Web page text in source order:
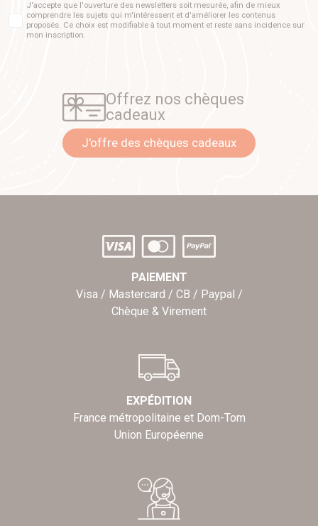
J'accepte que l'ouverture des newsletters soit mesurée, afin de mieux
comprendre les sujets qui m'intéressent et d'améliorer les contenus
proposés. Ce choix est modifiable à tout moment et reste sans incidence sur
mon inscription.
Offrez nos chèques
cadeaux
J'offre des chèques cadeaux
PAIEMENT
Visa / Mastercard / CB / Paypal /
Chèque & Virement
EXPÉDITION
France métropolitaine et Dom-Tom
Union Européenne